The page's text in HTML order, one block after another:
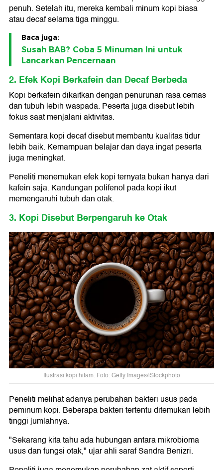
penuh. Setelah itu, mereka kembali minum kopi biasa
atau decaf selama tiga minggu.
Baca juga:
Susah BAB? Coba 5 Minuman Ini untuk
Lancarkan Pencernaan
2. Efek Kopi Berkafein dan Decaf Berbeda
Kopi berkafein dikaitkan dengan penurunan rasa cemas
dan tubuh lebih waspada. Peserta juga disebut lebih
fokus saat menjalani aktivitas.
Sementara kopi decaf disebut membantu kualitas tidur
lebih baik. Kemampuan belajar dan daya ingat peserta
juga meningkat.
Peneliti menemukan efek kopi ternyata bukan hanya dari
kafein saja. Kandungan polifenol pada kopi ikut
memengaruhi tubuh dan otak.
3. Kopi Disebut Berpengaruh ke Otak
Ilustrasi kopi hitam. Foto: Getty Images/iStockphoto
Peneliti melihat adanya perubahan bakteri usus pada
peminum kopi. Beberapa bakteri tertentu ditemukan lebih
tinggi jumlahnya.
"Sekarang kita tahu ada hubungan antara mikrobioma
usus dan fungsi otak," ujar ahli saraf Sandra Benizri.